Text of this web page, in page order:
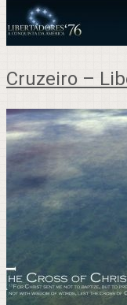
Cruzeiro –